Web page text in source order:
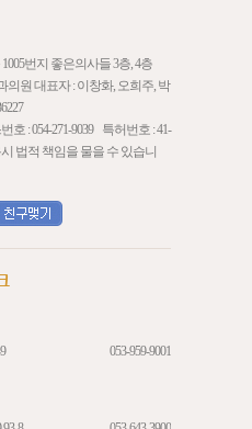
번지 좋은의사들 3층, 4층
원 대표자 : 이창화, 오희주, 박
호 : 054-271-9039 특허번호 : 41-
법적 책임을 물을 수 있습니
053-959-9001